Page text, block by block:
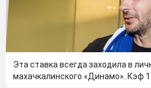
Эта ставка всегда заходила в
махачкалинского «Динамо». Кэф